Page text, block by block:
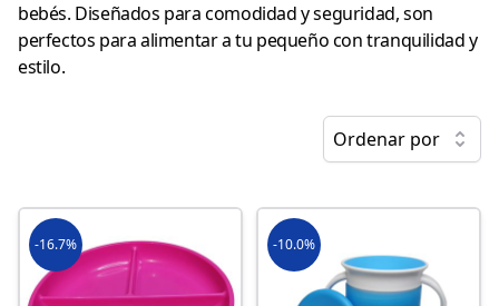
bebés. Diseñados para comodidad y seguridad, son
perfectos para alimentar a tu pequeño con tranquilidad y
estilo.
Ordenar por
-16.7% -10.0%